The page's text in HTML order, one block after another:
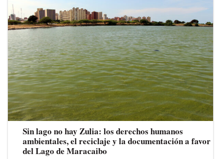
Sin lago no hay Zulia: los derechos humanos
ambientales, el reciclaje y la documentación a favor
del Lago de Maracaibo